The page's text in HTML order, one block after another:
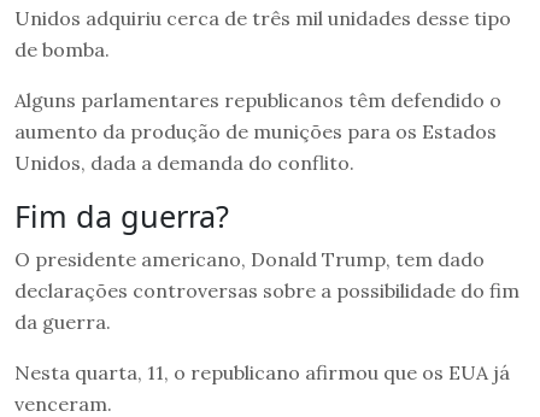
Unidos adquiriu cerca de três mil unidades desse tipo
de bomba.
Alguns parlamentares republicanos têm defendido o
aumento da produção de munições para os Estados
Unidos, dada a demanda do conflito.
Fim da guerra?
O presidente americano, Donald Trump, tem dado
declarações controversas sobre a possibilidade do fim
da guerra.
Nesta quarta, 11, o republicano afirmou que os EUA já
venceram.